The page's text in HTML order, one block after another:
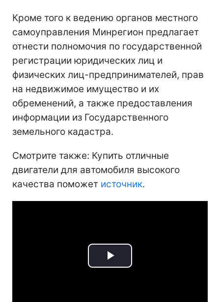
Кроме того к ведению органов местного
самоуправления Минрегион предлагает
отнести полномочия по государственной
регистрации юридических лиц и
физических лиц-предпринимателей, прав
на недвижимое имущество и их
обременений, а также предоставления
информации из Государственного
земельного кадастра.
Смотрите также: Купить отличные
двигатели для автомобиля высокого
качества поможет источник.
Play